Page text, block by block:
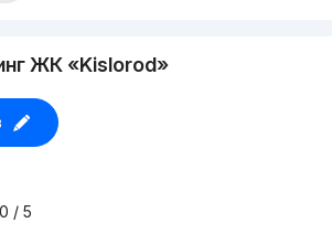
ЖК «Kislorod»
0 / 5